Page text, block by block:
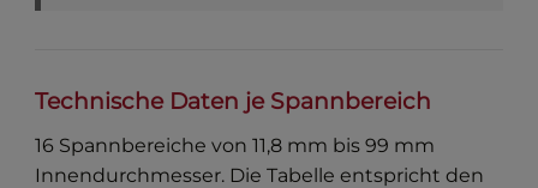
Technische Daten je Spannbereich
16 Spannbereiche von 11,8 mm bis 99 mm
Innendurchmesser. Die Tabelle entspricht den